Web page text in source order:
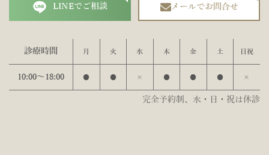
LINEでご相談 メールでお問合せ
診療時間 月 火 水 木 金 土 日祝
10:00〜18:00 ● ● × ● ● ● ×
完全予約制、水・日・祝は休診